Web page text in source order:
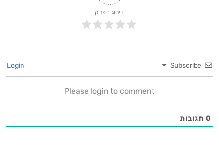
דירוג הפרק
Subscribe
Please login to comment
0 תגובות